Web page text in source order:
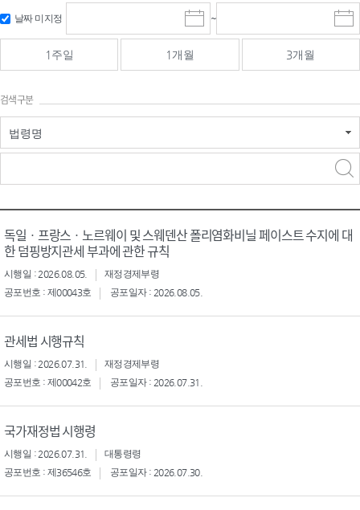
날짜 미지정
시
작
일
선
~
마
감
선
1주일 1개월 3개월
검색구분
법령명
독일ㆍ프랑스ㆍ노르웨이 및 스웨덴산 폴리염화비닐 페이스트 수지에 대
한 덤핑방지관세 부과에 관한 규칙
시행일 : 2026.08.05.
재정경제부령
공포번호 : 제00043호
공포일자 : 2026.08.05.
관세법 시행규칙
시행일 : 2026.07.31.
재정경제부령
공포번호 : 제00042호
공포일자 : 2026.07.31.
국가재정법 시행령
시행일 : 2026.07.31.
대통령령
공포번호 : 제36546호
공포일자 : 2026.07.30.